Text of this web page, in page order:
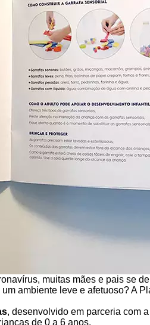
muitas mães e pais se
ambiente leve e afetuoso? A
, desenvolvido em parceria com
de 0 a 6 anos.